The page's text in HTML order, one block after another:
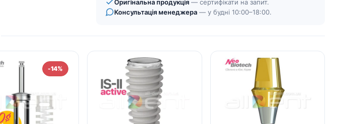
Оригінальна продукція — сертифікати на запит.
Консультація менеджера — у будні 10:00–18:00.
-14%